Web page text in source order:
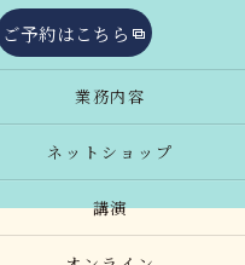
ご予約はこちら
業務内容
ネットショップ
講演